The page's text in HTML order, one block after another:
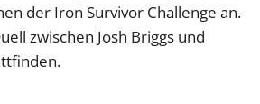
der Iron Survivor Challenge an.
zwischen Josh Briggs und